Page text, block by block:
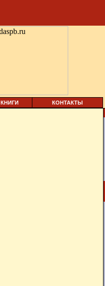
КНИГИ КОНТАКТЫ